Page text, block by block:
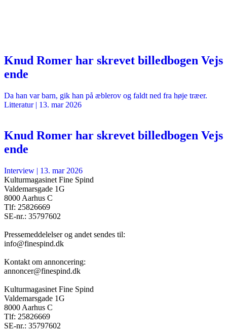
Knud Romer har skrevet billedbogen Vejs
ende
Da han var barn, gik han på æblerov og faldt ned fra høje træer.
Litteratur| 13. mar 2026
Knud Romer har skrevet billedbogen Vejs
ende
Interview | 13. mar 2026
Kulturmagasinet Fine Spind
Valdemarsgade 1G
8000 Aarhus C
Tlf: 25826669
SE-nr.: 35797602
Pressemeddelelser og andet sendes til:
info@finespind.dk
Kontakt om annoncering:
annoncer@finespind.dk
Kulturmagasinet Fine Spind
Valdemarsgade 1G
8000 Aarhus C
Tlf: 25826669
SE-nr.: 35797602